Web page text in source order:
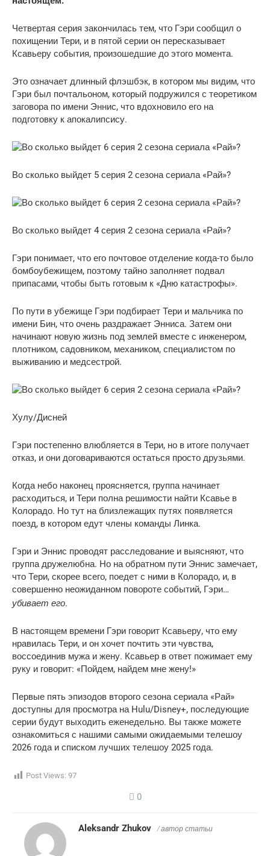
Четвертая серия закончилась тем, что Гэри сообщил о
похищении Тери, и в пятой серии он пересказывает
Ксавьеру события, произошедшие до этого момента.
Это означает длинный флэшбэк, в котором мы видим, что
Гэри был почтальоном, который подружился с теоретиком
заговора по имени Эннис, что вдохновило его на
подготовку к апокалипсису.
Во сколько выйдет 5 серия 2 сезона сериала «Рай»?
Во сколько выйдет 4 серия 2 сезона сериала «Рай»?
Гэри понимает, что его почтовое отделение когда-то было
бомбоубежищем, поэтому тайно заполняет подвал
припасами, чтобы быть готовым к «Дню катастрофы».
По пути в убежище Гэри подбирает Тери и мальчика по
имени Бин, что очень раздражает Энниса. Затем они
начинают новую жизнь под землей вместе с инженером,
плотником, садовником, механиком, специалистом по
выживанию и медсестрой.
Хулу/Дисней
Гэри постепенно влюбляется в Тери, но в итоге получает
отказ, и они договариваются остаться просто друзьями.
Когда небо наконец проясняется, группа начинает
расходиться, и Тери полна решимости найти Ксавье в
Колорадо. Но тут на близлежащих путях появляется
поезд, в котором едут члены команды Линка.
Гэри и Эннис проводят расследование и выясняют, что
группа дружелюбна. Но на обратном пути Эннис замечает,
что Тери, скорее всего, поедет с ними в Колорадо, и, в
совершенно неожиданном повороте событий, Гэри…
убивает его.
В настоящем времени Гэри говорит Ксавьеру, что ему
нравилась Тери, и он хочет почтить эти чувства,
воссоединив мужа и жену. Ксавьер в ответ пожимает ему
руку и говорит: «Пойдем, найдем мне жену!»
Первые пять эпизодов второго сезона сериала «Рай»
доступны для просмотра на Hulu/Disney+, последующие
серии будут выходить еженедельно. Вы также можете
ознакомиться с нашими самыми ожидаемыми телешоу
2026 года и списком лучших телешоу 2025 года.
Post Views: 97
0
Aleksandr Zhukov / автор статьи